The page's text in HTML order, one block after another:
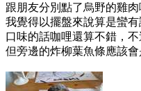
跟朋友分別點了烏野的雞
我覺得以擺盤來說算是蠻有
口味的話咖哩還算不錯，
但旁邊的炸柳葉魚條應該